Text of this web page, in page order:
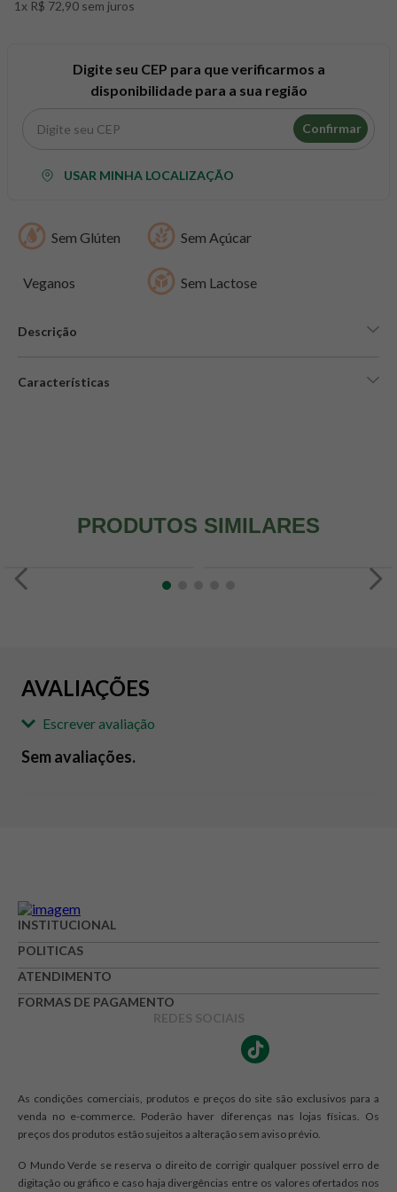
1x R$ 72,90 sem juros
Digite seu CEP para que verificarmos a
disponibilidade para a sua região
Confirmar
USAR MINHA LOCALIZAÇÃO
Sem Glúten Sem Açúcar
Veganos Sem Lactose
Descrição
Características
PRODUTOS SIMILARES
AVALIAÇÕES
Escrever avaliação
★★★☆
Seu nome
Escrever avaliação
Sem avaliações.
INSTITUCIONAL
POLITICAS
ATENDIMENTO
FORMAS DE PAGAMENTO
REDES SOCIAIS
As condições comerciais, produtos e preços do site são exclusivos para a
venda no e-commerce. Poderão haver diferenças nas lojas físicas. Os
preços dos produtos estão sujeitos a alteração sem aviso prévio.
O Mundo Verde se reserva o direito de corrigir qualquer possível erro de
digitação ou gráfico e caso haja divergências entre os valores ofertados nos
8º snack proteico mundo verde
creatina mundo verde